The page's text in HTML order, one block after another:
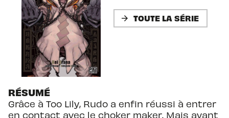
arrow_forward TOUTE LA SÉRIE
RÉSUMÉ
Grâce à Too Lily, Rudo a enfin réussi à entrer
en contact avec le choker maker. Mais avant